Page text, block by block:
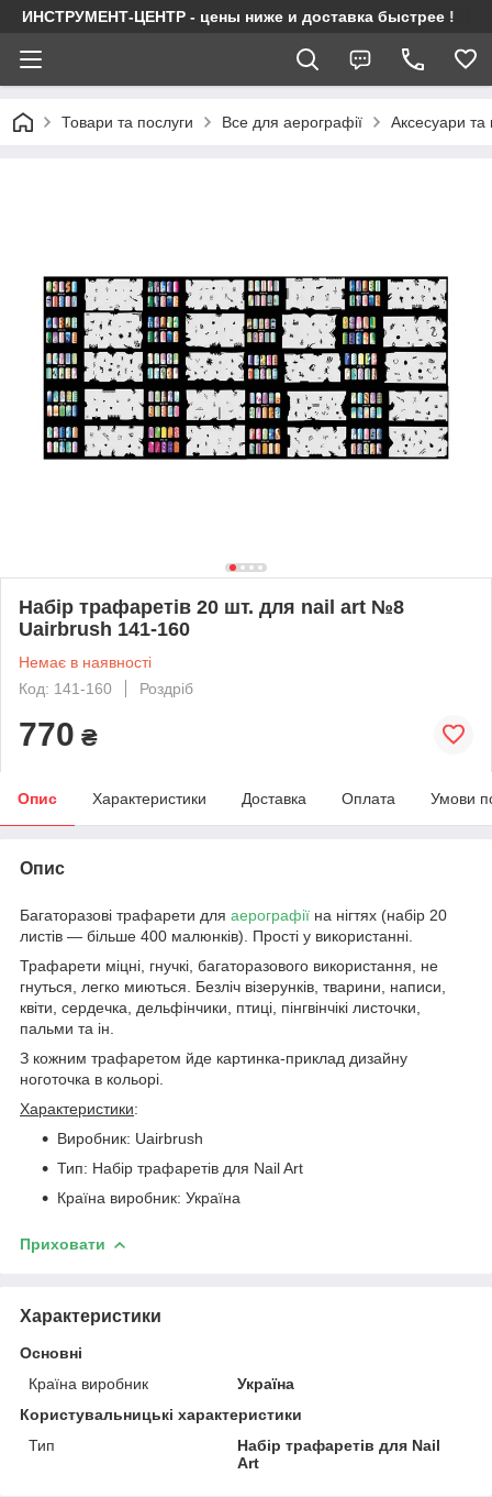
ИНСТРУМЕНТ-ЦЕНТР - цены ниже и доставка быстрее !
Товари та послуги Все для аерографії Аксесуари та
Набір трафаретів 20 шт. для nail art №8
Uairbrush 141-160
Немає в наявності
Код: 141-160
Роздріб
770 ₴
Опис Характеристики Доставка Оплата Умови
Опис
Багаторазові трафарети для аерографії на нігтях (набір 20
листів ― більше 400 малюнків). Прості у використанні.
Трафарети міцні, гнучкі, багаторазового використання, не
гнуться, легко миються. Безліч візерунків, тварини, написи,
квіти, сердечка, дельфінчики, птиці, пінгвінчікі листочки,
пальми та ін.
З кожним трафаретом йде картинка-приклад дизайну
ноготочка в кольорі.
Характеристики:
Виробник: Uairbrush
Тип: Набір трафаретів для Nail Art
Країна виробник: Україна
Приховати
Характеристики
Основні
Країна виробник
Україна
Користувальницькі характеристики
Тип
Набір трафаретів для Nail
Art